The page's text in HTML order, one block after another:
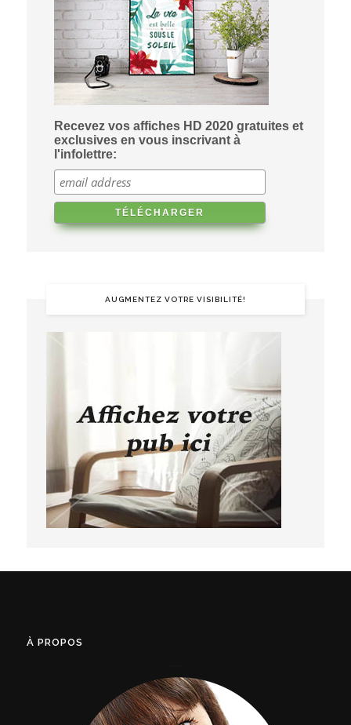
Recevez vos affiches HD 2020 gratuites et
exclusives en vous inscrivant à
l'infolettre:
AUGMENTEZ VOTRE VISIBILITÉ!
À PROPOS